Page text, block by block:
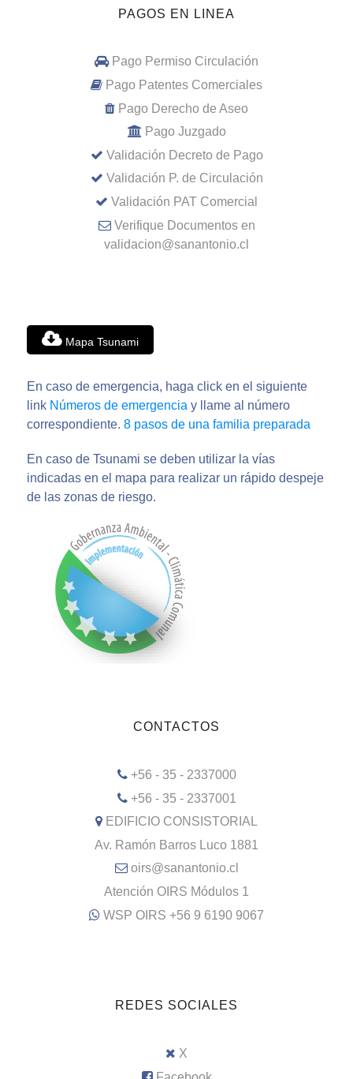
PAGOS EN LINEA
Pago Permiso Circulación
Pago Patentes Comerciales
Pago Derecho de Aseo
Pago Juzgado
Validación Decreto de Pago
Validación P. de Circulación
Validación PAT Comercial
Verifique Documentos en
validacion@sanantonio.cl
Mapa Tsunami
En caso de emergencia, haga click en el siguiente
link Números de emergencia y llame al número
correspondiente. 8 pasos de una familia preparada
En caso de Tsunami se deben utilizar la vías
indicadas en el mapa para realizar un rápido despeje
de las zonas de riesgo.
CONTACTOS
+56 - 35 - 2337000
+56 - 35 - 2337001
EDIFICIO CONSISTORIAL
Av. Ramón Barros Luco 1881
oirs@sanantonio.cl
Atención OIRS Módulos 1
WSP OIRS +56 9 6190 9067
REDES SOCIALES
X